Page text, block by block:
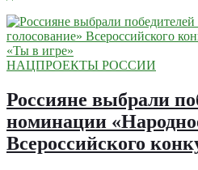
НАЦПРОЕКТЫ РОССИИ
Россияне выбрали
номинации
Всероссийского